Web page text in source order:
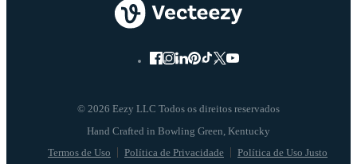
© 2026 Eezy LLC Todos os direitos reservados
Termos de Uso Política de Privacidade Política de Uso Justo